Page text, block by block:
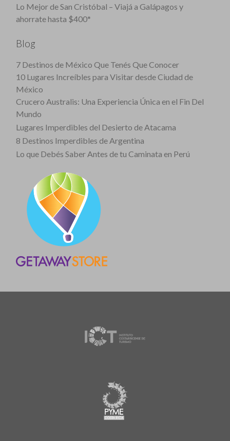
Lo Mejor de San Cristóbal – Viajá a Galápagos y
ahorrate hasta $400*
Blog
7 Destinos de México Que Tenés Que Conocer
10 Lugares Increíbles para Visitar desde Ciudad de
México
Crucero Australis: Una Experiencia Única en el Fin Del
Mundo
Lugares Imperdibles del Desierto de Atacama
8 Destinos Imperdibles de Argentina
Lo que Debés Saber Antes de tu Caminata en Perú